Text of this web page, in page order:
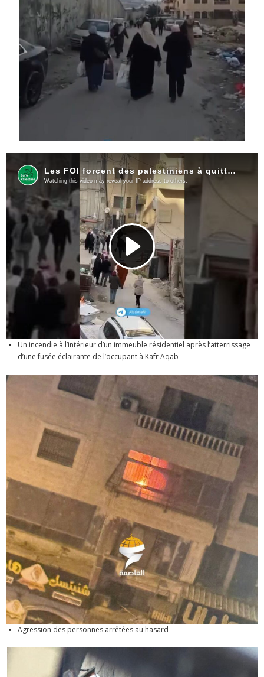
Un incendie à l’intérieur d’un immeuble résidentiel après l’atterrissage
d’une fusée éclairante de l’occupant à Kafr Aqab
Agression des personnes arrêtées au hasard